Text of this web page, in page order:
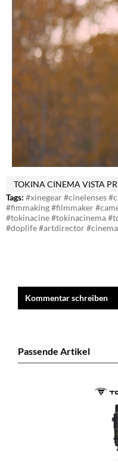
TOKINA CINEMA VISTA
Tags: #xinegear #cinelenses
#fimmaking #filmmaker
#tokinacine #tokinacinema
#doplife #artdirector
Kommentar schreiben
Passende Artikel